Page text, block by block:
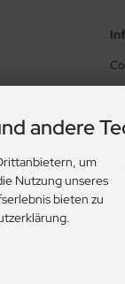
andere
um
Nutzung unseres
bieten zu